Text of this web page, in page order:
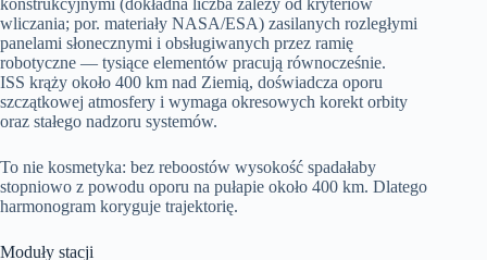
konstrukcyjnymi (dokładna liczba zależy od kryteriów
wliczania; por. materiały NASA/ESA) zasilanych rozległymi
panelami słonecznymi i obsługiwanych przez ramię
robotyczne — tysiące elementów pracują równocześnie.
ISS krąży około 400 km nad Ziemią, doświadcza oporu
szczątkowej atmosfery i wymaga okresowych korekt orbity
oraz stałego nadzoru systemów.
To nie kosmetyka: bez reboostów wysokość spadałaby
stopniowo z powodu oporu na pułapie około 400 km. Dlatego
harmonogram koryguje trajektorię.
Moduły stacji